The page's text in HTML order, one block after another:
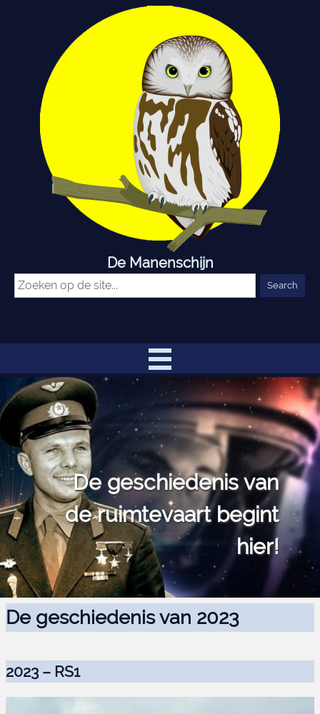
De geschiedenis van 2023
2023 – RS1
De Manenschijn
De geschiedenis van
de ruimtevaart begint
hier!